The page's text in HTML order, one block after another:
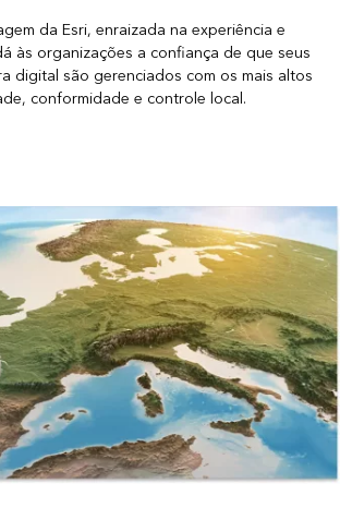
da Esri, enraizada na experiência e
às organizações a confiança de que seus
digital são gerenciados com os mais altos
conformidade e controle local.